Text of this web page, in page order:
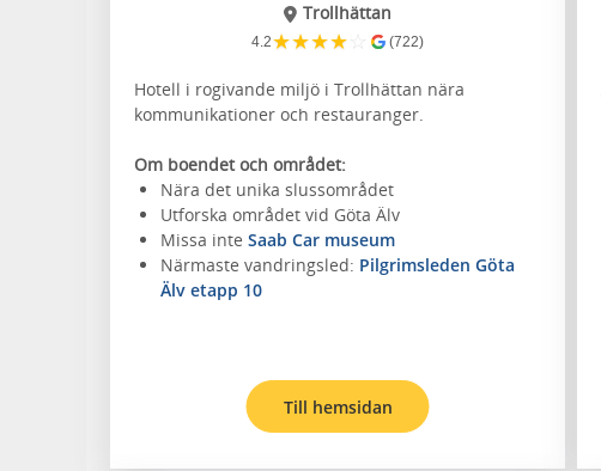
Trollhättan
4.2★★★★☆ (722)
Hotell i rogivande miljö i Trollhättan nära
kommunikationer och restauranger.
Om boendet och området:
Nära det unika slussområdet
Utforska området vid Göta Älv
Missa inte Saab Car museum
Närmaste vandringsled: Pilgrimsleden Göta
Älv etapp 10
Till hemsidan